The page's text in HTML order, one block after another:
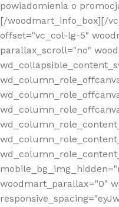
powiadomienia o
[/woodmart_info_box][/
offset="vc_col-lg-5"
parallax_scroll="no"
woodmart_parallax="0"